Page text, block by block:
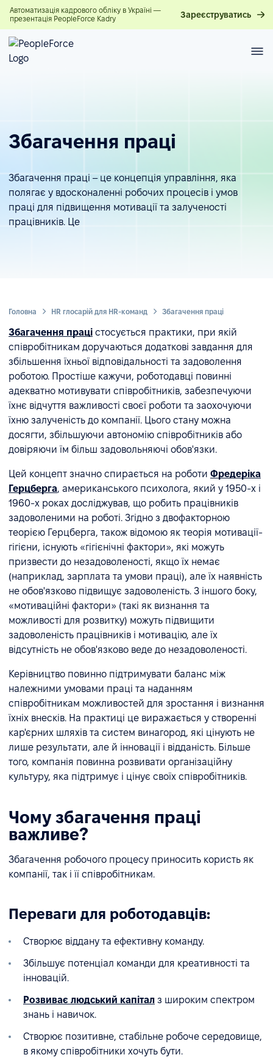
Автоматизація кадрового обліку в Україні —
презентація PeopleForce Kadry
Зареєструватись
Збагачення праці
Збагачення праці – це концепція управління, яка
полягає у вдосконаленні робочих процесів і умов
праці для підвищення мотивації та залученості
працівників. Це
Головна HR глосарій для HR-команд Збагачення праці
Збагачення праці стосується практики, при якій
співробітникам доручаються додаткові завдання для
збільшення їхньої відповідальності та задоволення
роботою. Простіше кажучи, роботодавці повинні
адекватно мотивувати співробітників, забезпечуючи
їхнє відчуття важливості своєї роботи та заохочуючи
їхню залученість до компанії. Цього стану можна
досягти, збільшуючи автономію співробітників або
довіряючи їм більш задовольняючі обов'язки.
Цей концепт значно спирається на роботи Фредеріка
Герцберга, американського психолога, який у 1950-х і
1960-х роках досліджував, що робить працівників
задоволеними на роботі. Згідно з двофакторною
теорією Герцберга, також відомою як теорія мотивації-
гігієни, існують «гігієнічні фактори», які можуть
призвести до незадоволеності, якщо їх немає
(наприклад, зарплата та умови праці), але їх наявність
не обов'язково підвищує задоволеність. З іншого боку,
«мотиваційні фактори» (такі як визнання та
можливості для розвитку) можуть підвищити
задоволеність працівників і мотивацію, але їх
відсутність не обов'язково веде до незадоволеності.
Керівництво повинно підтримувати баланс між
належними умовами праці та наданням
співробітникам можливостей для зростання і визнання
їхніх внесків. На практиці це виражається у створенні
кар'єрних шляхів та систем винагород, які цінують не
лише результати, але й інновації і відданість. Більше
того, компанія повинна розвивати організаційну
культуру, яка підтримує і цінує своїх співробітників.
Чому збагачення праці
важливе?
Збагачення робочого процесу приносить користь як
компанії, так і її співробітникам.
Переваги для роботодавців:
Створює віддану та ефективну команду.
Збільшує потенціал команди для креативності та
інновацій.
Розвиває людський капітал з широким спектром
знань і навичок.
Створює позитивне, стабільне робоче середовище,
в якому співробітники хочуть бути.